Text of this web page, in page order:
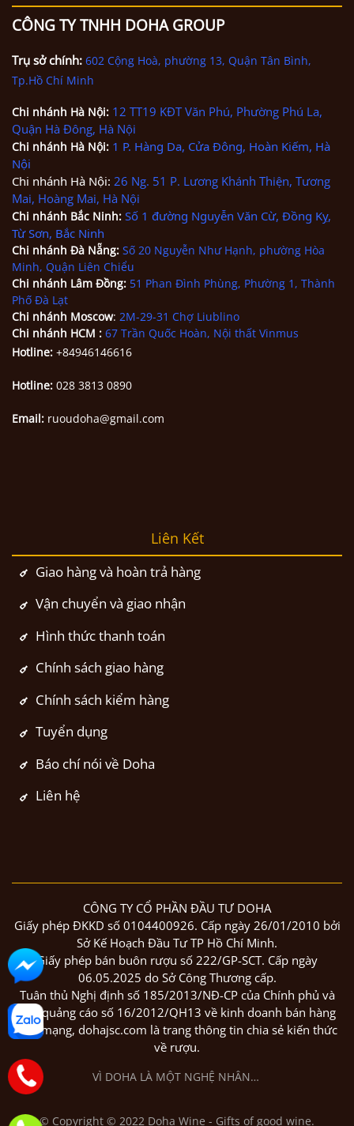
CÔNG TY TNHH DOHA GROUP
Trụ sở chính: 602 Cộng Hoà, phường 13, Quận Tân Bình,
Tp.Hồ Chí Minh
Chi nhánh Hà Nội: 12 TT19 KĐT Văn Phú, Phường Phú La,
Quận Hà Đông, Hà Nội
Chi nhánh Hà Nội: 1 P. Hàng Da, Cửa Đông, Hoàn Kiếm, Hà
Nội
Chi nhánh Hà Nội: 26 Ng. 51 P. Lương Khánh Thiện, Tương
Mai, Hoàng Mai, Hà Nội
Chi nhánh Bắc Ninh: Số 1 đường Nguyễn Văn Cừ, Đồng Kỵ,
Từ Sơn, Bắc Ninh
Chi nhánh Đà Nẵng: Số 20 Nguyễn Như Hạnh, phường Hòa
Minh, Quận Liên Chiểu
Chi nhánh Lâm Đồng: 51 Phan Đình Phùng, Phường 1, Thành
Phố Đà Lạt
Chi nhánh Moscow: 2M-29-31 Chợ Liublino
Chi nhánh HCM : 67 Trần Quốc Hoàn, Nội thất Vinmus
Hotline: +84946146616
Hotline: 028 3813 0890
Email: ruoudoha@gmail.com
Liên Kết
Giao hàng và hoàn trả hàng
Vận chuyển và giao nhận
Hình thức thanh toán
Chính sách giao hàng
Chính sách kiểm hàng
Tuyển dụng
Báo chí nói về Doha
Liên hệ
CÔNG TY CỔ PHẦN ĐẦU TƯ DOHA
Giấy phép ĐKKD số 0104400926. Cấp ngày 26/01/2010 bởi
Sở Kế Hoạch Đầu Tư TP Hồ Chí Minh.
Giấy phép bán buôn rượu số 222/GP-SCT. Cấp ngày
06.05.2025 do Sở Công Thương cấp.
Tuân thủ Nghị định số 185/2013/NĐ-CP của Chính phủ và
luật quảng cáo số 16/2012/QH13 về kinh doanh bán hàng
qua mạng, dohajsc.com là trang thông tin chia sẻ kiến thức
về rượu.
© Copyright © 2022 Doha Wine - Gifts of good wine.